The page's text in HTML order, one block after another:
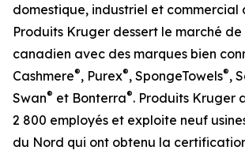
domestique, industriel et commercial
Produits Kruger dessert le marché
canadien avec des marques bien
Cashmere®, Purex®, SpongeTowels®,
Swan® et Bonterra®. Produits Kruger
2 800 employés et exploite neuf
du Nord qui ont obtenu la